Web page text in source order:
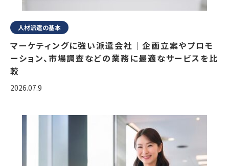
人材派遣の基本
マーケティングに強い派遣会社｜企画立案やプロモ
ーション、市場調査などの業務に最適なサービスを比
較
2026.07.9